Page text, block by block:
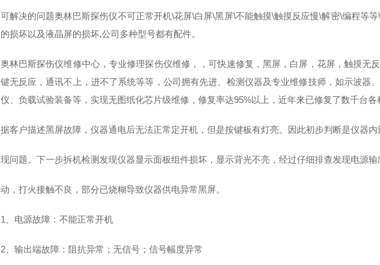
可解决的问题奥林巴斯探伤仪不可正常开机\花屏\白屏\黑屏\不能触摸\触摸反应慢\解密\编程等
的损坏以及液晶屏的损坏,公司多种型号都有配件。
奥林巴斯探伤仪维修中心，专业修理探伤仪维修，，可快速修复，黑屏，白屏，花屏，触摸无
键无反应，通讯不上，进不了系统等等，公司拥有先进、检测仪器及专业维修技师，如示波器
仪、负载试验装备等，实现无图纸化芯片级维修，修复率达95%以上，近年来已修复了数千台各
据客户描述黑屏故障，仪器通电后无法正常定开机，但是按键板有灯亮。因此初步判断是仪器内
现问题。下一步拆机检测发现仪器显示面板组件损坏，显示背光不亮，经过仔细排查发现电源
动，打火接触不良，部分已烧糊导致仪器供电异常黑屏。
1、电源故障：不能正常开机
2、输出端故障：阻抗异常；无信号；信号幅度异常